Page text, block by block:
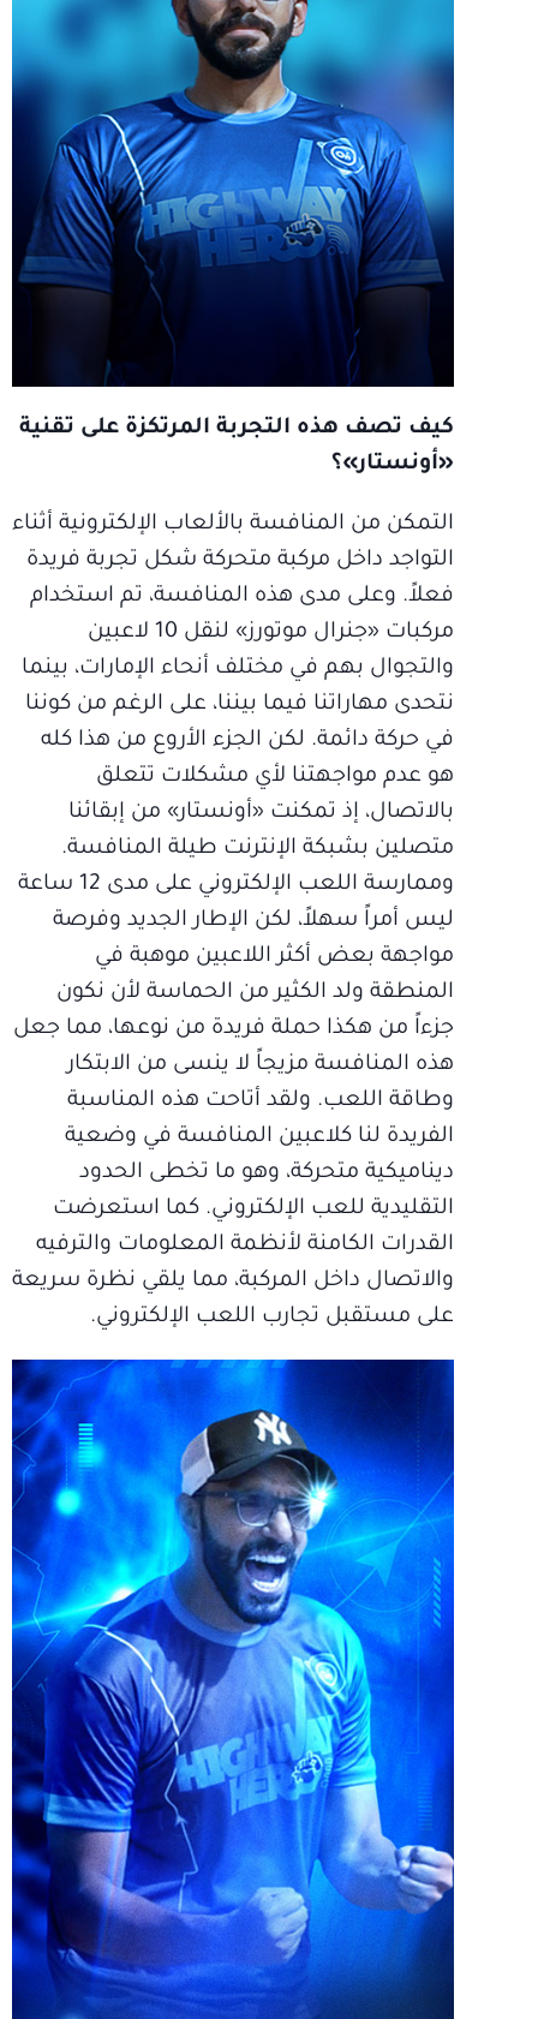
كيف تصف هذه التجربة المرتكزة على تقنية
«أونستار»؟
التمكن من المنافسة بالألعاب الإلكترونية أثناء
التواجد داخل مركبة متحركة شكل تجربة فريدة
فعلاً. وعلى مدى هذه المنافسة، تم استخدام
مركبات «جنرال موتورز» لنقل 10 لاعبين
والتجوال بهم في مختلف أنحاء الإمارات، بينما
نتحدى مهاراتنا فيما بيننا، على الرغم من كوننا
في حركة دائمة. لكن الجزء الأروع من هذا كله
هو عدم مواجهتنا لأي مشكلات تتعلق
بالاتصال، إذ تمكنت «أونستار» من إبقائنا
متصلين بشبكة الإنترنت طيلة المنافسة.
وممارسة اللعب الإلكتروني على مدى 12 ساعة
ليس أمراً سهلاً، لكن الإطار الجديد وفرصة
مواجهة بعض أكثر اللاعبين موهبة في
المنطقة ولد الكثير من الحماسة لأن نكون
جزءاً من هكذا حملة فريدة من نوعها، مما جعل
هذه المنافسة مزيجاً لا ينسى من الابتكار
وطاقة اللعب. ولقد أتاحت هذه المناسبة
الفريدة لنا كلاعبين المنافسة في وضعية
ديناميكية متحركة، وهو ما تخطى الحدود
التقليدية للعب الإلكتروني. كما استعرضت
القدرات الكامنة لأنظمة المعلومات والترفيه
والاتصال داخل المركبة، مما يلقي نظرة سريعة
على مستقبل تجارب اللعب الإلكتروني.